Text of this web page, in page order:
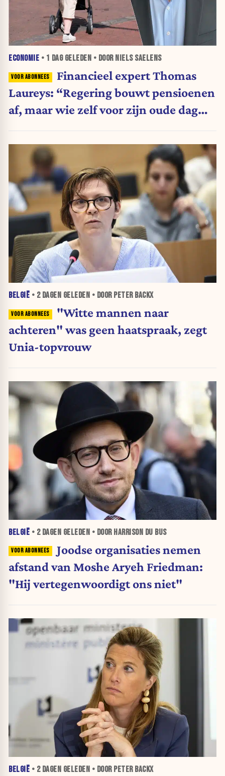
ECONOMIE • 1 DAGGELEDEN • DOOR NIELS SAELENS
Financieel expert Thomas
Laureys: “Regering bouwt pensioenen
af, maar wie zelf voor zijn oude dag
BELGIË • 2 DAGEN GELEDEN • DOOR PETER BACKX
"Witte mannen naar
achteren" was geen haatspraak, zegt
Unia-topvrouw
BELGIË • 2 DAGEN GELEDEN • DOOR HARRISON DU BUS
Joodse organisaties nemen
afstand van Moshe Aryeh Friedman:
"Hij vertegenwoordigt ons niet"
BELGIË • 2 DAGEN GELEDEN • DOOR PETER BACKX